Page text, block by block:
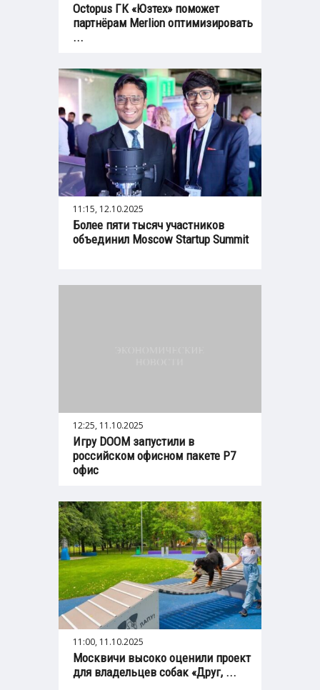
Octopus ГК «Юзтех» поможет
партнёрам Merlion оптимизировать
...
11:15, 12.10.2025
Более пяти тысяч участников
объединил Moscow Startup Summit
12:25, 11.10.2025
Игру DOOM запустили в
российском офисном пакете Р7
офис
11:00, 11.10.2025
Москвичи высоко оценили проект
для владельцев собак «Друг, ...